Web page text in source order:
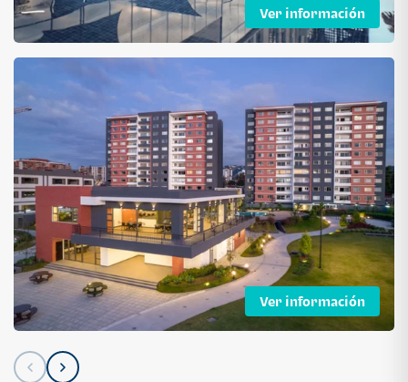
Ver información
Ver información